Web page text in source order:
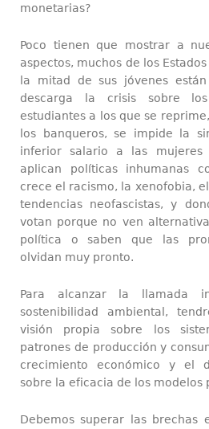
monetarias?
Poco tienen que mostrar a
aspectos, muchos de los
la mitad de sus jóvenes
descarga la crisis sobre
estudiantes a los que se
los banqueros, se impide la
inferior salario a las
aplican políticas inhumanas
crece el racismo, la xenofobia,
tendencias neofascistas, y
votan porque no ven
política o saben que las
olvidan muy pronto.
Para alcanzar la llamada
sostenibilidad ambiental,
visión propia sobre los
patrones de producción y
crecimiento económico y el
sobre la eficacia de los modelos
Debemos superar las brechas